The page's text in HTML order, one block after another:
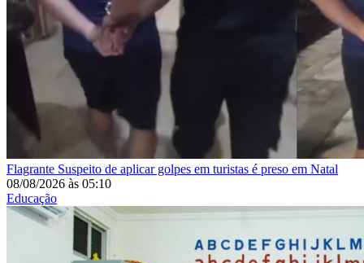
Flagrante Suspeito de aplicar golpes em turistas é preso em Natal
08/08/2026 às 05:10
Educação